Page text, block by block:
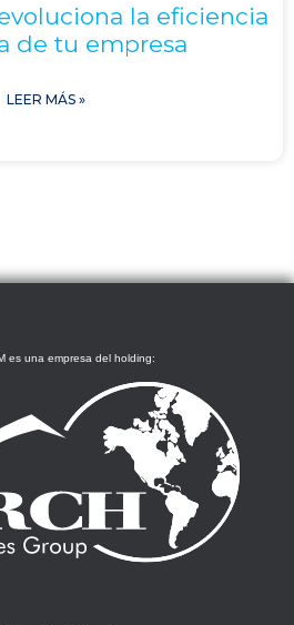
la eficiencia
de tu empresa
LEER MÁS »
es una empresa del holding: